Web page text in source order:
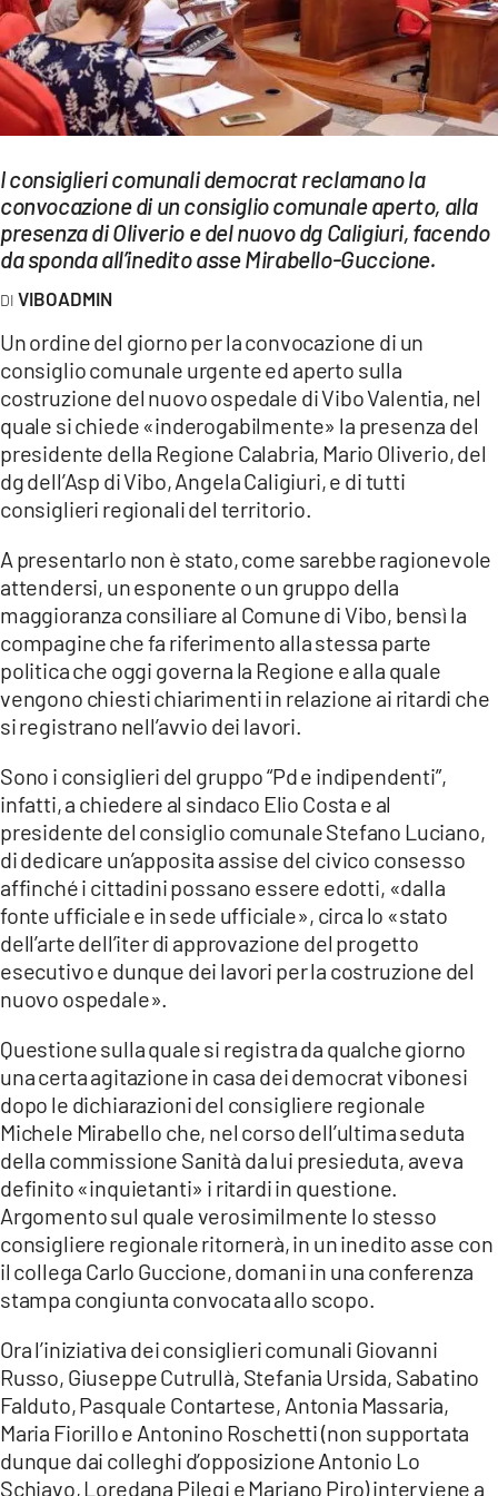
EVENTI
SPORT
Streaming
LAC NETWORK
LAC ONAIR
Network
LACPLAY.IT
LACTV.IT
LACONAIR.IT
LACITYMAG.IT
ILREGGINO.IT
COSENZACHANNEL.IT
ILVIBONESE.IT
CATANZAROCHANNEL.IT
LACAPITALENEWS.IT
App
ANDROID
APPLE
I consiglieri comunali democrat reclamano la
convocazione di un consiglio comunale aperto, alla
presenza di Oliverio e del nuovo dg Caligiuri, facendo
da sponda all’inedito asse Mirabello-Guccione.
VIBOADMIN
Un ordine del giorno per la convocazione di un
consiglio comunale urgente ed aperto sulla
costruzione del nuovo ospedale di Vibo Valentia, nel
quale si chiede «inderogabilmente» la presenza del
presidente della Regione Calabria, Mario Oliverio, del
dg dell’Asp di Vibo, Angela Caligiuri, e di tutti
consiglieri regionali del territorio.
A presentarlo non è stato, come sarebbe ragionevole
attendersi, un esponente o un gruppo della
maggioranza consiliare al Comune di Vibo, bensì la
compagine che fa riferimento alla stessa parte
politica che oggi governa la Regione e alla quale
vengono chiesti chiarimenti in relazione ai ritardi che
si registrano nell’avvio dei lavori.
Sono i consiglieri del gruppo “Pd e indipendenti”,
infatti, a chiedere al sindaco Elio Costa e al
presidente del consiglio comunale Stefano Luciano,
di dedicare un’apposita assise del civico consesso
affinché i cittadini possano essere edotti, «dalla
fonte ufficiale e in sede ufficiale», circa lo «stato
dell’arte dell’iter di approvazione del progetto
esecutivo e dunque dei lavori per la costruzione del
nuovo ospedale».
Questione sulla quale si registra da qualche giorno
una certa agitazione in casa dei democrat vibonesi
dopo le dichiarazioni del consigliere regionale
Michele Mirabello che, nel corso dell’ultima seduta
della commissione Sanità da lui presieduta, aveva
definito «inquietanti» i ritardi in questione.
Argomento sul quale verosimilmente lo stesso
consigliere regionale ritornerà, in un inedito asse con
il collega Carlo Guccione, domani in una conferenza
stampa congiunta convocata allo scopo.
Ora l’iniziativa dei consiglieri comunali Giovanni
Russo, Giuseppe Cutrullà, Stefania Ursida, Sabatino
Falduto, Pasquale Contartese, Antonia Massaria,
Maria Fiorillo e Antonino Roschetti (non supportata
dunque dai colleghi d’opposizione Antonio Lo
Schiavo, Loredana Pilegi e Mariano Piro) interviene a